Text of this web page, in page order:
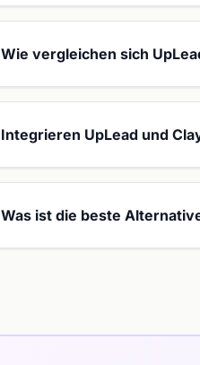
Wie vergleichen sich
Integrieren UpLead und
Was ist die beste